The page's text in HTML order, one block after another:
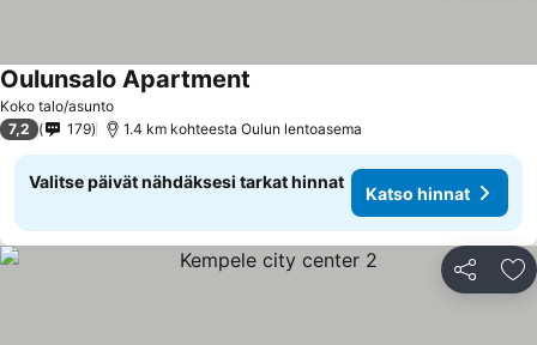
Koko talo/asunto
Oulunsalo Apartment
7,2 179 1.4 km kohteesta Oulun lentoasema
Valitse päivät nähdäksesi tarkat hinnat
Katso hinnat
Jaa